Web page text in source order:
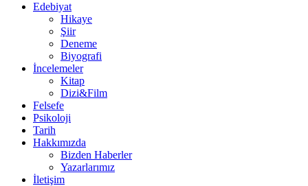
Edebiyat
Hikaye
Şiir
Deneme
Biyografi
İncelemeler
Kitap
Dizi&Film
Felsefe
Psikoloji
Tarih
Hakkımızda
Bizden Haberler
Yazarlarımız
İletişim